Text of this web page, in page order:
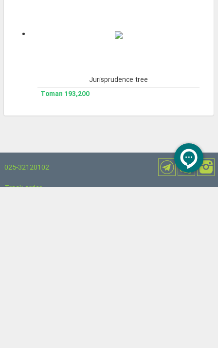
Jurisprudence tree
193,200 Toman
025-32120102
Track order